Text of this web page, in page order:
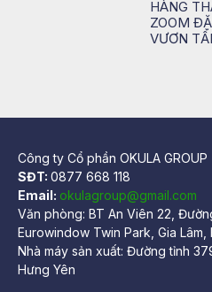
HÀNG
ZOOM
VƯƠN
Công ty Cổ phần OKULA GROUP
SĐT: 0877 668 118
Email: okulagroup@gmail.com
Văn phòng: BT An Viên 22,
Eurowindow Twin Park, Gia Lâm,
Nhà máy sản xuất: Đường tỉnh
Hưng Yên